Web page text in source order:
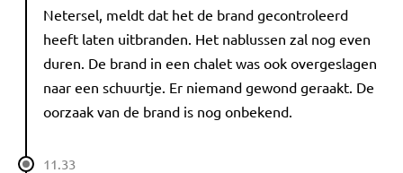
Netersel, meldt dat het de brand gecontroleerd
heeft laten uitbranden. Het nablussen zal nog even
duren. De brand in een chalet was ook overgeslagen
naar een schuurtje. Er niemand gewond geraakt. De
oorzaak van de brand is nog onbekend.
11.33